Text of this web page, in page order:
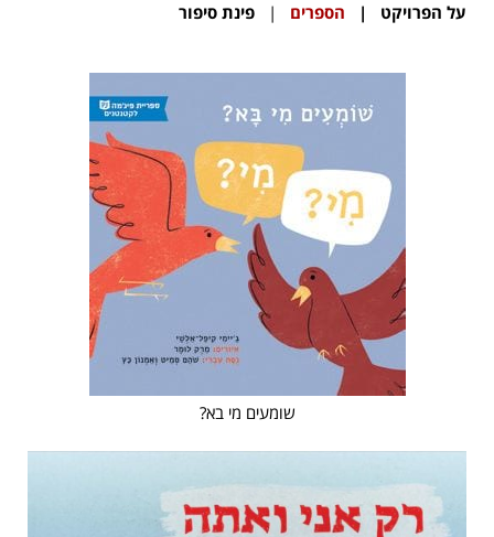
על הפרויקט | הספרים | פינת סיפור
שומעים מי בא?